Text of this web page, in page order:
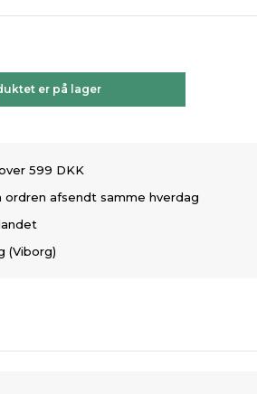
er på lager
599 DKK
ordren afsendt samme hverdag
(Viborg)